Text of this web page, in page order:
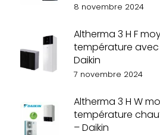
8 novembre 2024
Altherma 3 H F
température
Daikin
7 novembre 2024
Altherma 3 H W
température
– Daikin